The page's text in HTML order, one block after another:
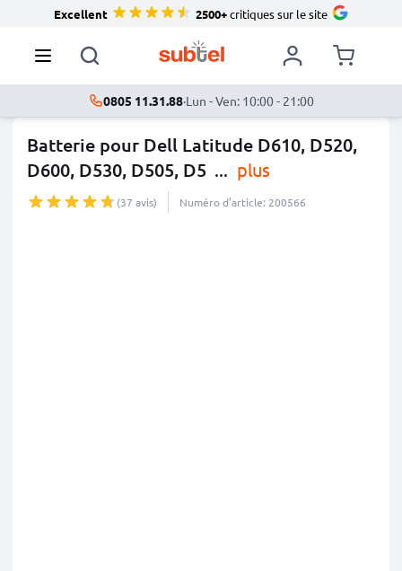
Excellent 2500+critiques sur le site
0805 11.31.88·Lun - Ven: 10:00 - 21:00
Batterie pour Dell Latitude D610, D520,
D600, D530, D505, D5 ... plus
(37 avis) Numéro d’article: 200566